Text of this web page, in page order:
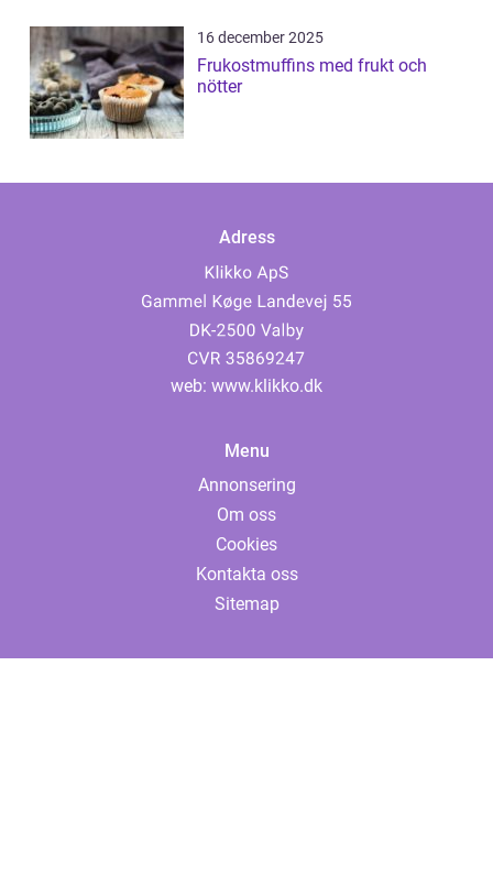
16 december 2025
Frukostmuffins med frukt och
nötter
Adress
web: www.klikko.dk
Menu
Annonsering
Om oss
Cookies
Kontakta oss
Sitemap